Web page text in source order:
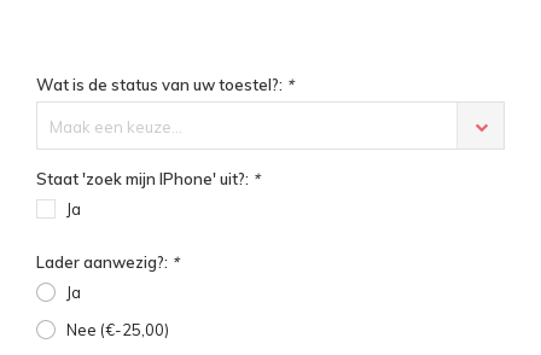
Wat is de status van uw toestel?: *
Maak een keuze...
Staat 'zoek mijn IPhone' uit?: *
Ja
Lader aanwezig?: *
Ja
Nee (€-25,00)